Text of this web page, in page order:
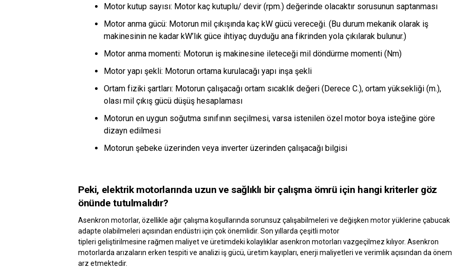
Motor kutup sayısı: Motor kaç kutuplu/ devir (rpm.) değerinde olacaktır sorusunun saptanması
Motor anma gücü: Motorun mil çıkışında kaç kW gücü vereceği. (Bu durum mekanik olarak iş
makinesinin ne kadar kW’lık güce ihtiyaç duyduğu ana fikrinden yola çıkılarak bulunur.)
Motor anma momenti: Motorun iş makinesine ileteceği mil döndürme momenti (Nm)
Motor yapı şekli: Motorun ortama kurulacağı yapı inşa şekli
Ortam fiziki şartları: Motorun çalışacağı ortam sıcaklık değeri (Derece C.), ortam yüksekliği (m.),
olası mil çıkış gücü düşüş hesaplaması
Motorun en uygun soğutma sınıfının seçilmesi, varsa istenilen özel motor boya isteğine göre
dizayn edilmesi
Motorun şebeke üzerinden veya inverter üzerinden çalışacağı bilgisi
Peki, elektrik motorlarında uzun ve sağlıklı bir çalışma ömrü için hangi kriterler göz
önünde tutulmalıdır?
Asenkron motorlar, özellikle ağır çalışma koşullarında sorunsuz çalışabilmeleri ve değişken motor yüklerine çabucak
adapte olabilmeleri açısından endüstri için çok önemlidir. Son yıllarda çeşitli motor
tipleri geliştirilmesine rağmen maliyet ve üretimdeki kolaylıklar asenkron motorları vazgeçilmez kılıyor. Asenkron
motorlarda arızaların erken tespiti ve analizi iş gücü, üretim kayıpları, enerji maliyetleri ve verimlik açısından da önem
arz etmektedir.